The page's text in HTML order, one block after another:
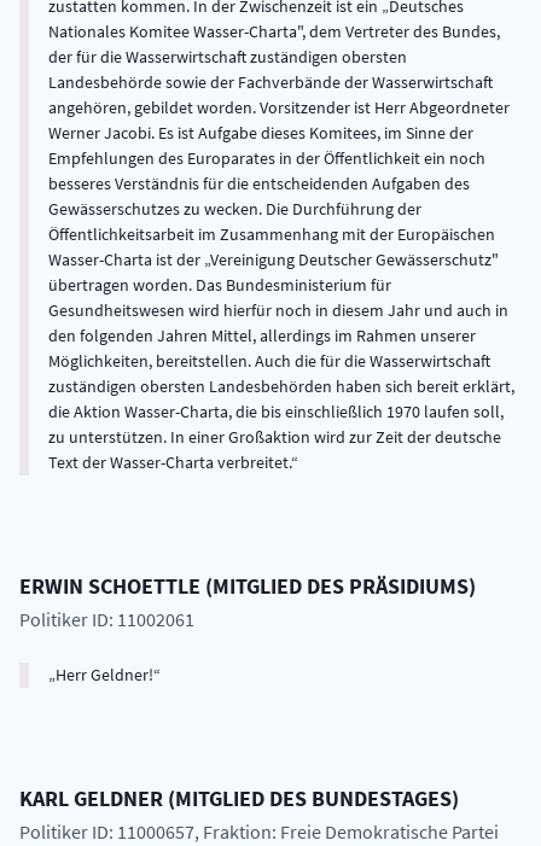
zustatten kommen. In der Zwischenzeit ist ein „Deutsches
Nationales Komitee Wasser-Charta", dem Vertreter des Bundes,
der für die Wasserwirtschaft zuständigen obersten
Landesbehörde sowie der Fachverbände der Wasserwirtschaft
angehören, gebildet worden. Vorsitzender ist Herr Abgeordneter
Werner Jacobi. Es ist Aufgabe dieses Komitees, im Sinne der
Empfehlungen des Europarates in der Öffentlichkeit ein noch
besseres Verständnis für die entscheidenden Aufgaben des
Gewässerschutzes zu wecken. Die Durchführung der
Öffentlichkeitsarbeit im Zusammenhang mit der Europäischen
Wasser-Charta ist der „Vereinigung Deutscher Gewässerschutz"
übertragen worden. Das Bundesministerium für
Gesundheitswesen wird hierfür noch in diesem Jahr und auch in
den folgenden Jahren Mittel, allerdings im Rahmen unserer
Möglichkeiten, bereitstellen. Auch die für die Wasserwirtschaft
zuständigen obersten Landesbehörden haben sich bereit erklärt,
die Aktion Wasser-Charta, die bis einschließlich 1970 laufen soll,
zu unterstützen. In einer Großaktion wird zur Zeit der deutsche
Text der Wasser-Charta verbreitet.
ERWIN SCHOETTLE (MITGLIED DES PRÄSIDIUMS)
Politiker ID: 11002061
Herr Geldner!
KARLGELDNER (MITGLIED DES BUNDESTAGES)
Politiker ID: 11000657, Fraktion: Freie Demokratische Partei